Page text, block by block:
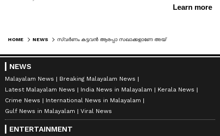
HOME NEWS സ്വർണം കട്ടവൻ ആരപ്പാ സഖാക്കളാണേ അയ്യപ്പാ എന്നയിരുന്നു വിമർശനം,ഭരണത്തിൽ വന്നപ്പോൾ അതേപ്പറ്റി മിണ്ടുന്നില്ല, സർക്കാരിനെതിരെ ബിജെപി നിയമസഭയിൽ
NEWS
Malayalam News
Breaking Malayalam News
Latest Malayalam News
India News in Malayalam
Kerala News
Crime News
International News in Malayalam
Gulf News in Malayalam
Viral News
ENTERTAINMENT